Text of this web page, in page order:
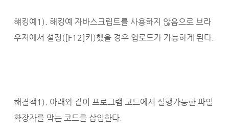
햬킹예1). 해킹예 자바스크립트를 사용하지 않음으로 브라
우저에서 설정([F12]키)했을 경우 업로드가 가능하게 된다.
해결책1). 아래와 같이 프로그램 코드에서 실행가능한 파일
확장자를 막는 코드를 삽입한다.